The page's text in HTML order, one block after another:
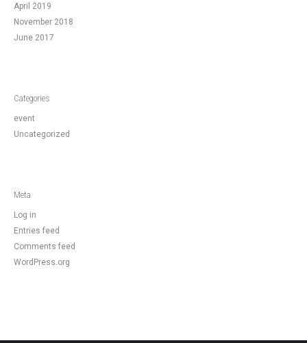
April 2019
November 2018
June 2017
Categories
event
Uncategorized
Meta
Log in
Entries feed
Comments feed
WordPress.org